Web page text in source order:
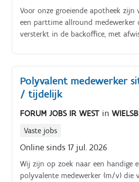
Voor onze groeiende apotheek
een parttime allround medewerker
versterkt in de backoffice, met
doen?. Inboeken en opvolgen van
Polyvalent medewerker
/ tijdelijk
FORUM JOBS IR WEST in
Vaste jobs
Online sinds 17 jul. 2026
Wij zijn op zoek naar een handige
polyvalente medewerker (m/v) die